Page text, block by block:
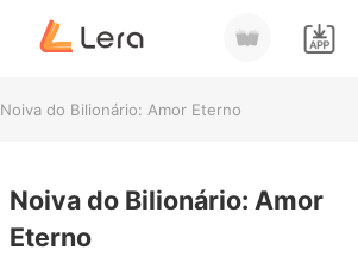
Noiva do Bilionário: Amor Eterno
Noiva do Bilionário: Amor
Eterno